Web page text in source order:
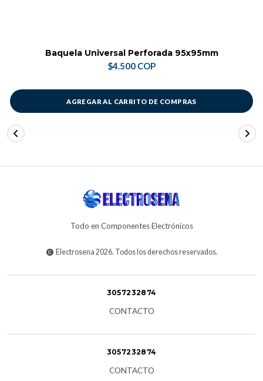
Baquela Universal Perforada 95x95mm
$4.500 COP
AGREGAR AL CARRITO DE COMPRAS
Todo en Componentes Electrónicos
Electrosena 2026. Todos los derechos reservados.
3057232874
CONTACTO
3057232874
CONTACTO